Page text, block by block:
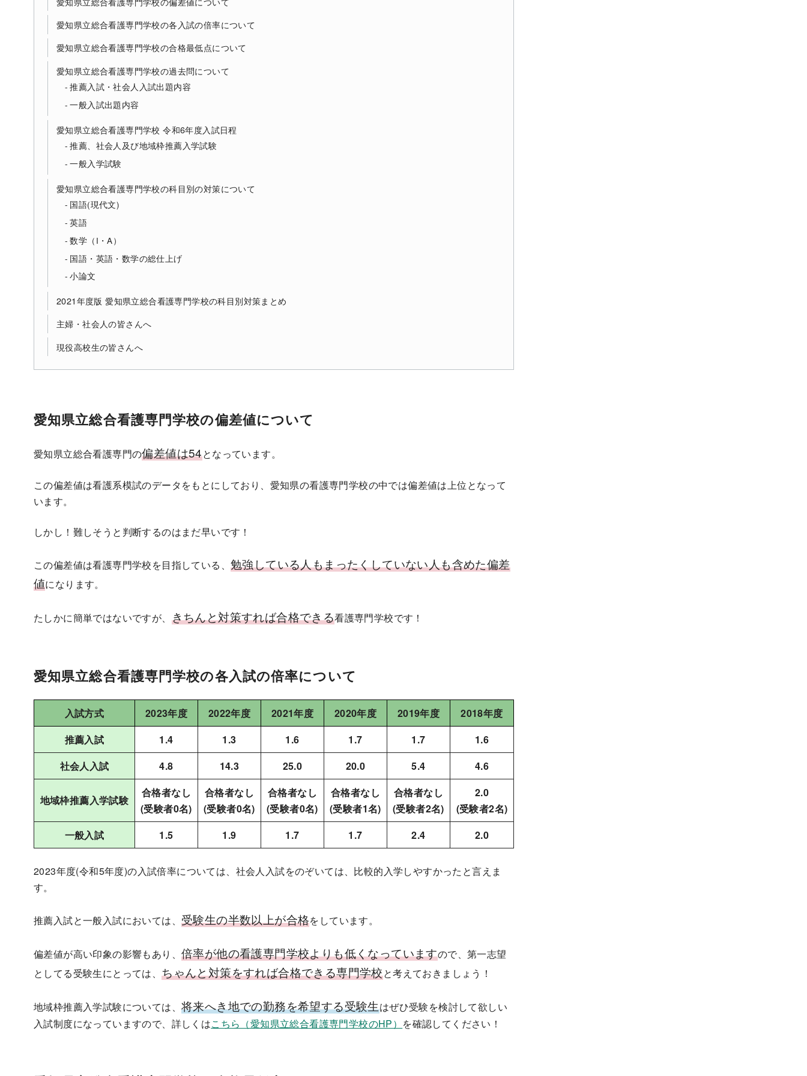
愛知県立総合看護専門学校の各入試の倍率について
愛知県立総合看護専門学校の合格最低点について
愛知県立総合看護専門学校の過去問について
推薦入試・社会人入試出題内容
一般入試出題内容
愛知県立総合看護専門学校 令和6年度入試日程
推薦、社会人及び地域枠推薦入学試験
一般入学試験
愛知県立総合看護専門学校の科目別の対策について
国語(現代文)
英語
数学（I・A）
国語・英語・数学の総仕上げ
小論文
2021年度版 愛知県立総合看護専門学校の科目別対策まとめ
主婦・社会人の皆さんへ
現役高校生の皆さんへ
愛知県立総合看護専門学校の偏差値について
愛知県立総合看護専門の偏差値は54となっています。
この偏差値は看護系模試のデータをもとにしており、愛知県の看護専門学校の中では偏差値は上位となって
います。
しかし！難しそうと判断するのはまだ早いです！
この偏差値は看護専門学校を目指している、 勉強している人もまったくしていない人も含めた偏差
値になります。
たしかに簡単ではないですが、 きちんと対策すれば合格できる看護専門学校です！
愛知県立総合看護専門学校の各入試の倍率について
入試方式 2023年度 2022年度 2021年度 2020年度 2019年度
2018年度
推薦入試
1.4 1.3 1.6 1.7 1.7
1.6
社会人入試
4.8 14.3 25.0 20.0 5.4 4.6
地域枠推薦入学試験
合格者なし
(受験者0名)
合格者なし
(受験者0名)
合格者なし
(受験者0名)
合格者なし
(受験者1名)
合格者なし
(受験者2名)
2.0
(受験者2名)
一般入試
1.5 1.9 1.7 1.7 2.4 2.0
2023年度(令和5年度)の入試倍率については、社会人入試をのぞいては、比較的入学しやすかったと言えま
す。
推薦入試と一般入試においては、 受験生の半数以上が合格をしています。
偏差値が高い印象の影響もあり、 倍率が他の看護専門学校よりも低くなっていますので、第一志望
としてる受験生にとっては、ちゃんと対策をすれば合格できる専門学校と考えておきましょう！
地域枠推薦入学試験については、 将来へき地での勤務を希望する受験生はぜひ受験を検討して欲しい
入試制度になっていますので、詳しくはこちら（愛知県立総合看護専門学校のHP） を確認してください！